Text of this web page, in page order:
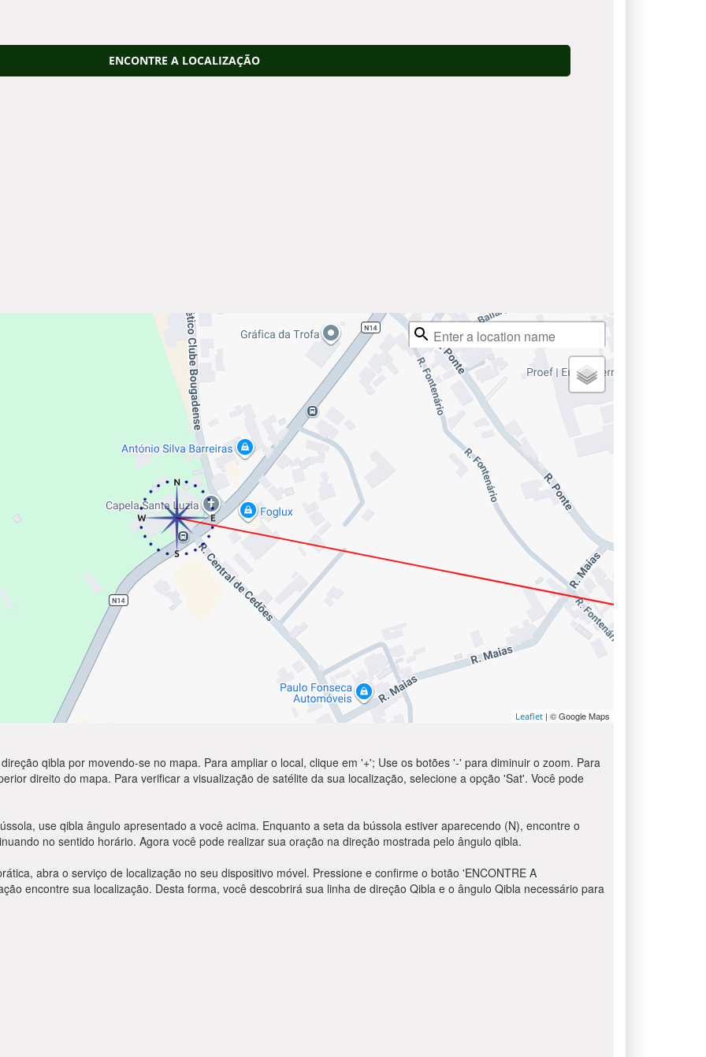
ENCONTRE A LOCALIZAÇÃO
Leaflet | © Google Maps
qibla por movendo-se no mapa. Para ampliar o local, clique em '+'; Use os botões '-' para diminuir o zoom. Para
direito do mapa. Para verificar a visualização de satélite da sua localização, selecione a opção 'Sat'. Você pode
use qibla ângulo apresentado a você acima. Enquanto a seta da bússola estiver aparecendo (N), encontre o
no sentido horário. Agora você pode realizar sua oração na direção mostrada pelo ângulo qibla.
abra o serviço de localização no seu dispositivo móvel. Pressione e confirme o botão 'ENCONTRE A
encontre sua localização. Desta forma, você descobrirá sua linha de direção Qibla e o ângulo Qibla necessário para